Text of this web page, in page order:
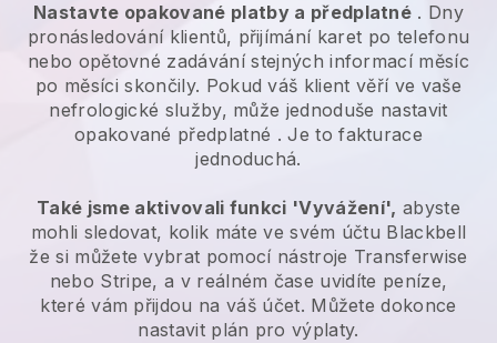
Nastavte opakované platby a předplatné . Dny
pronásledování klientů, přijímání karet po telefonu
nebo opětovné zadávání stejných informací měsíc
po měsíci skončily. Pokud váš klient věří ve vaše
nefrologické služby, může jednoduše nastavit
opakované předplatné . Je to fakturace
jednoduchá.
Také jsme aktivovali funkci 'Vyvážení', abyste
mohli sledovat, kolik máte ve svém účtu Blackbell
že si můžete vybrat pomocí nástroje Transferwise
nebo Stripe, a v reálném čase uvidíte peníze,
které vám přijdou na váš účet. Můžete dokonce
nastavit plán pro výplaty.